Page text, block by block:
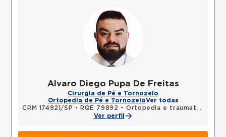
Alvaro Diego Pupa De Freitas
Cirurgia de Pé e Tornozelo
Ortopedia de Pé e TornozeloVer todas
CRM 174921/SP •
RQE 79892 - Ortopedia e traumatologia
Ver perfil